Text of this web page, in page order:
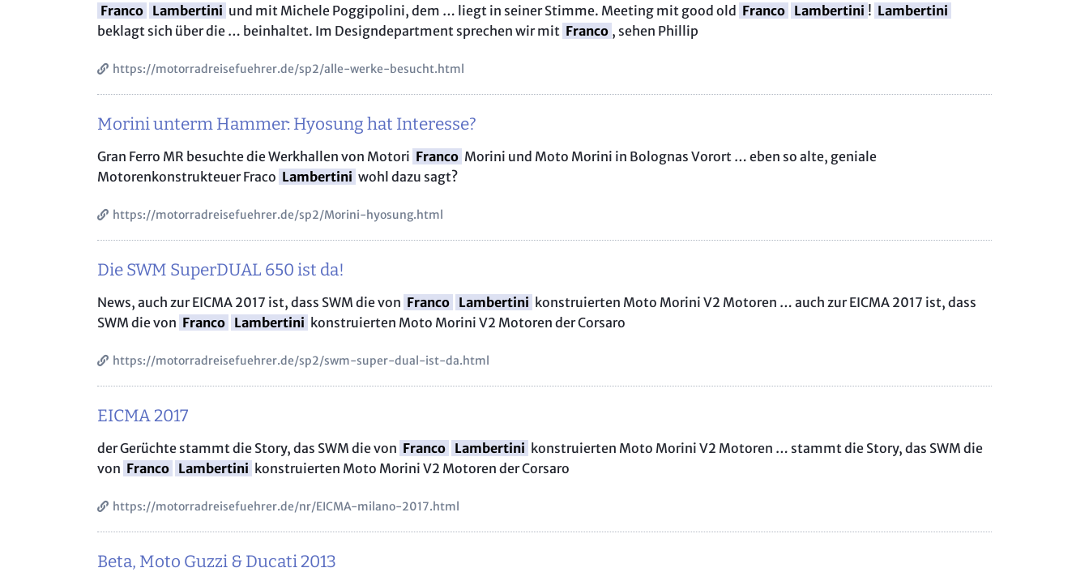
Franco Lambertini und mit Michele Poggipolini, dem … liegt in seiner Stimme. Meeting mit good old Franco Lambertini ! Lambertini
beklagt sich über die … beinhaltet. Im Designdepartment sprechen wir mit Franco , sehen Phillip
https://motorradreisefuehrer.de/sp2/alle-werke-besucht.html
Morini unterm Hammer: Hyosung hat Interesse?
Gran Ferro MR besuchte die Werkhallen von Motori Franco Morini und Moto Morini in Bolognas Vorort … eben so alte, geniale
Motorenkonstrukteuer Fraco Lambertini wohl dazu sagt?
https://motorradreisefuehrer.de/sp2/Morini-hyosung.html
Die SWM SuperDUAL 650 ist da!
News, auch zur EICMA 2017 ist, dass SWM die von Franco Lambertini konstruierten Moto Morini V2 Motoren … auch zur EICMA 2017 ist, dass
SWM die von Franco Lambertini konstruierten Moto Morini V2 Motoren der Corsaro
https://motorradreisefuehrer.de/sp2/swm-super-dual-ist-da.html
EICMA 2017
der Gerüchte stammt die Story, das SWM die von Franco Lambertini konstruierten Moto Morini V2 Motoren … stammt die Story, das SWM die
von Franco Lambertini konstruierten Moto Morini V2 Motoren der Corsaro
https://motorradreisefuehrer.de/nr/EICMA-milano-2017.html
Beta, Moto Guzzi & Ducati 2013